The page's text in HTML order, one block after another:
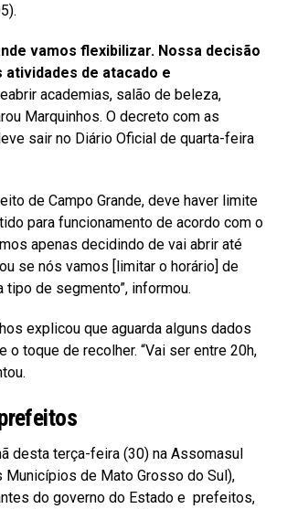
vamos flexibilizar. Nossa decisão
de atacado e
academias, salão de beleza,
Marquinhos. O decreto com as
sair no Diário Oficial de quarta-feira
de Campo Grande, deve haver limite
para funcionamento de acordo com o
apenas decidindo de vai abrir até
se nós vamos [limitar o horário] de
tipo de segmento”, informou.
explicou que aguarda alguns dados
o toque de recolher. “Vai ser entre 20h,
desta terça-feira (30) na Assomasul
de Mato Grosso do Sul),
do governo do Estado e prefeitos,